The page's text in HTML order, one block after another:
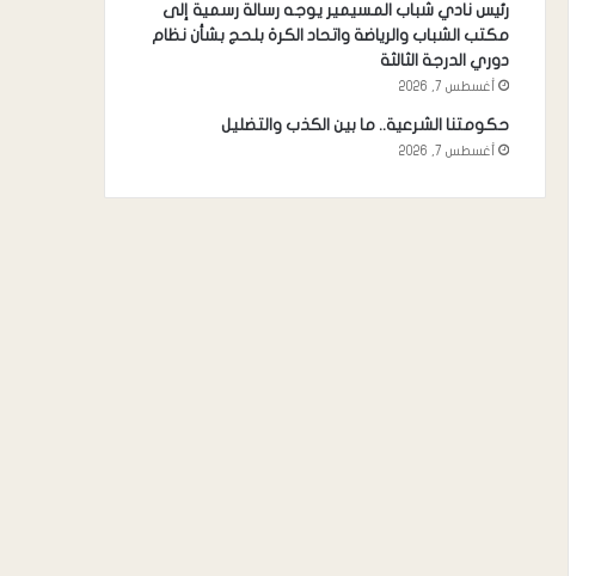
رئيس نادي شباب المسيمير يوجه رسالة رسمية إلى
مكتب الشباب والرياضة واتحاد الكرة بلحج بشأن نظام
دوري الدرجة الثالثة
أغسطس 7, 2026
حكومتنا الشرعية.. ما بين الكذب والتضليل
أغسطس 7, 2026